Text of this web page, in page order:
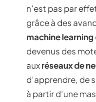
n’est pas par
grâce à des
machine learning
devenus des
auxréseaux de
d’apprendre, de
à partir d’une